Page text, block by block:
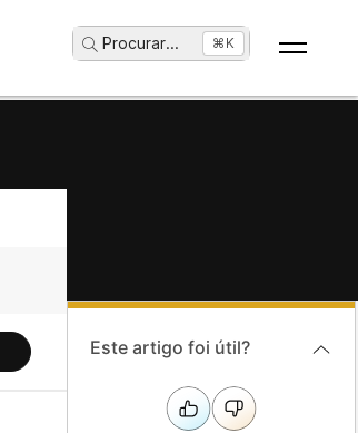
Procurar... ⌘K
Este artigo foi útil?